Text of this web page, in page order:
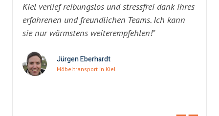
Kiel verlief reibungslos und stressfrei dank ihres
erfahrenen und freundlichen Teams. Ich kann
sie nur wärmstens weiterempfehlen!"
Jürgen Eberhardt
Möbeltransport in Kiel